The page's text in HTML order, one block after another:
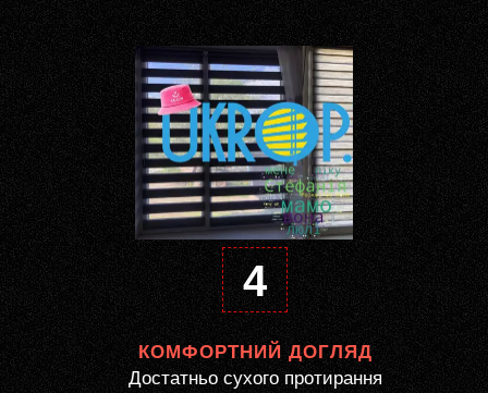
4
КОМФОРТНИЙ ДОГЛЯД
Достатньо сухого протирання